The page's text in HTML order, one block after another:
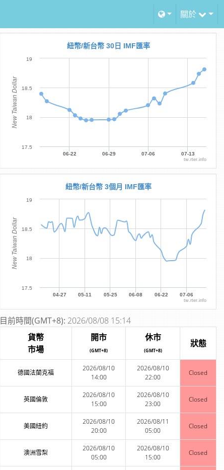
關於
New Taiwan Dollar
紐幣/新台幣 30日 IMF匯率
06-22 06-29 07-06 07-13
17.5
18
18.5
19
tw.rter.info
New Taiwan Dollar
紐幣/新台幣 3個月 IMF匯率
04-27 05-11 05-25 06-08 06-22 07-06
17.5
18
18.5
19
tw.rter.info
目前時間(GMT+8): 2026/08/08 15:14
貨幣
市場
開市
(GMT+8)
休市
(GMT+8)
狀態
德國法蘭克福
2026/08/10
14:00
2026/08/10
22:00
Closed
英國倫敦
2026/08/10
15:00
2026/08/10
23:00
Closed
美國紐約
2026/08/10
20:00
2026/08/11
05:00
Closed
澳洲雪梨
2026/08/10
05:00
2026/08/10
15:00
Closed